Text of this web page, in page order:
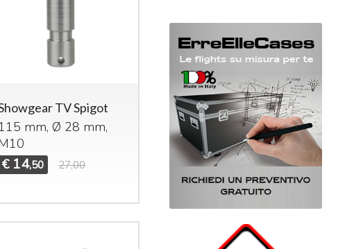
TV Spigot
115 mm, Ø 28 mm,
€ 14,50 27,00